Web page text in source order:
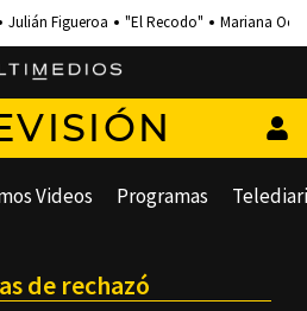
Julián Figueroa "El Recodo" Mariana
Videos Programas
de rechazó